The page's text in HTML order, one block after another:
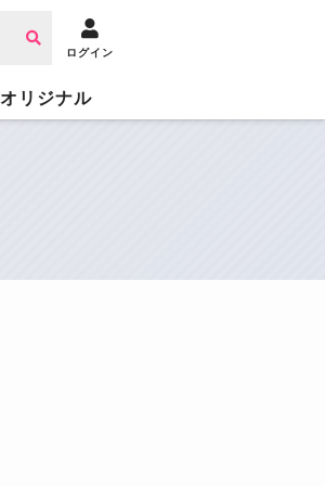
ログイン
オリジナル